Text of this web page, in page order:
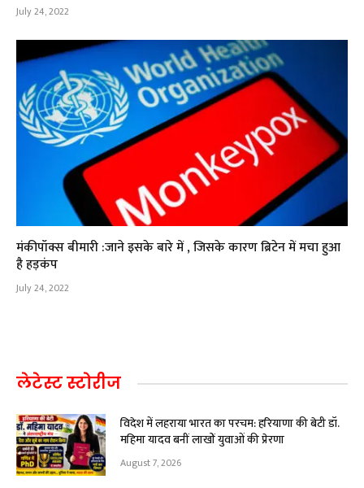
July 24, 2022
मंकीपॉक्स बीमारी :जाने इसके बारे में , जिसके कारण ब्रिटेन में मचा हुआ
है हड़कंप
July 24, 2022
लेटेस्ट स्टोरीज
विदेश में लहराया भारत का परचम: हरियाणा की बेटी डॉ.
महिमा यादव बनीं लाखों युवाओं की प्रेरणा
August 7, 2026